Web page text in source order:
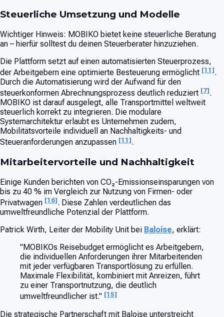
Steuerliche Umsetzung und Modelle
Wichtiger Hinweis: MOBIKO bietet keine steuerliche Beratung
an – hierfür solltest du deinen Steuerberater hinzuziehen.
Die Plattform setzt auf einen automatisierten Steuerprozess,
der Arbeitgebern eine optimierte Besteuerung ermöglicht [11].
Durch die Automatisierung wird der Aufwand für den
steuerkonformen Abrechnungsprozess deutlich reduziert [7].
MOBIKO ist darauf ausgelegt, alle Transportmittel weltweit
steuerlich korrekt zu integrieren. Die modulare
Systemarchitektur erlaubt es Unternehmen zudem,
Mobilitätsvorteile individuell an Nachhaltigkeits- und
Steueranforderungen anzupassen [11].
Mitarbeitervorteile und Nachhaltigkeit
Einige Kunden berichten von CO₂-Emissionseinsparungen von
bis zu 40 % im Vergleich zur Nutzung von Firmen- oder
Privatwagen [16]. Diese Zahlen verdeutlichen das
umweltfreundliche Potenzial der Plattform.
Patrick Wirth, Leiter der Mobility Unit bei Baloise, erklärt:
"MOBIKOs Reisebudget ermöglicht es Arbeitgebern,
die individuellen Anforderungen ihrer Mitarbeitenden
mit jeder verfügbaren Transportlösung zu erfüllen.
Maximale Flexibilität, kombiniert mit Anreizen, führt
zu einer Transportnutzung, die deutlich
umweltfreundlicher ist." [15]
Die strategische Partnerschaft mit Baloise unterstreicht